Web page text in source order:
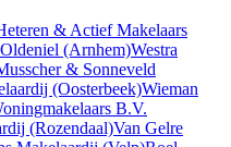
& Actief Makelaars
(Arnhem)Westra
& Sonneveld
(Oosterbeek)Wieman
B.V.
(Rozendaal)Van Gelre